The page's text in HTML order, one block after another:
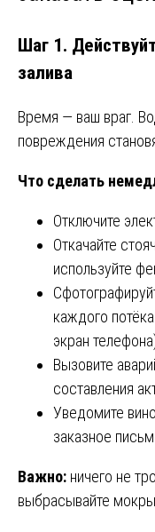
Шаг 1.
залива
Время — ваш враг.
повреждения
Что сделать
Отключите
Откачайте
используйте
каждого
экран
Вызовите
составления
Уведомите
заказное
Важно: ничего не
выбрасывайте